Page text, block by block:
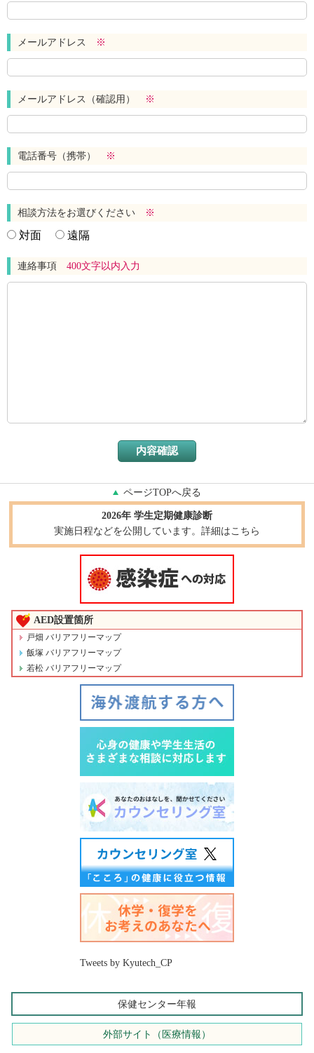
メールアドレス ※
メールアドレス（確認用） ※
電話番号（携帯） ※
相談方法をお選びください ※
対面 遠隔
連絡事項 400文字以内入力
ページTOPへ戻る
2026年 学生定期健康診断
実施日程などを公開しています。詳細はこちら
AED設置箇所
戸畑 バリアフリーマップ
飯塚 バリアフリーマップ
若松 バリアフリーマップ
Tweets by Kyutech_CP
保健センター年報
外部サイト（医療情報）